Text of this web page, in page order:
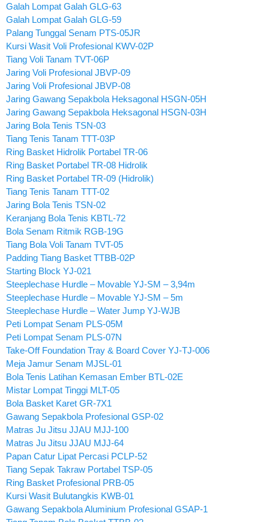
Galah Lompat Galah GLG-63
Galah Lompat Galah GLG-59
Palang Tunggal Senam PTS-05JR
Kursi Wasit Voli Profesional KWV-02P
Tiang Voli Tanam TVT-06P
Jaring Voli Profesional JBVP-09
Jaring Voli Profesional JBVP-08
Jaring Gawang Sepakbola Heksagonal HSGN-05H
Jaring Gawang Sepakbola Heksagonal HSGN-03H
Jaring Bola Tenis TSN-03
Tiang Tenis Tanam TTT-03P
Ring Basket Hidrolik Portabel TR-06
Ring Basket Portabel TR-08 Hidrolik
Ring Basket Portabel TR-09 (Hidrolik)
Tiang Tenis Tanam TTT-02
Jaring Bola Tenis TSN-02
Keranjang Bola Tenis KBTL-72
Bola Senam Ritmik RGB-19G
Tiang Bola Voli Tanam TVT-05
Padding Tiang Basket TTBB-02P
Starting Block YJ-021
Steeplechase Hurdle – Movable YJ-SM – 3,94m
Steeplechase Hurdle – Movable YJ-SM – 5m
Steeplechase Hurdle – Water Jump YJ-WJB
Peti Lompat Senam PLS-05M
Peti Lompat Senam PLS-07N
Take-Off Foundation Tray & Board Cover YJ-TJ-006
Meja Jamur Senam MJSL-01
Bola Tenis Latihan Kemasan Ember BTL-02E
Mistar Lompat Tinggi MLT-05
Bola Basket Karet GR-7X1
Gawang Sepakbola Profesional GSP-02
Matras Ju Jitsu JJAU MJJ-100
Matras Ju Jitsu JJAU MJJ-64
Papan Catur Lipat Percasi PCLP-52
Tiang Sepak Takraw Portabel TSP-05
Ring Basket Profesional PRB-05
Kursi Wasit Bulutangkis KWB-01
Gawang Sepakbola Aluminium Profesional GSAP-1